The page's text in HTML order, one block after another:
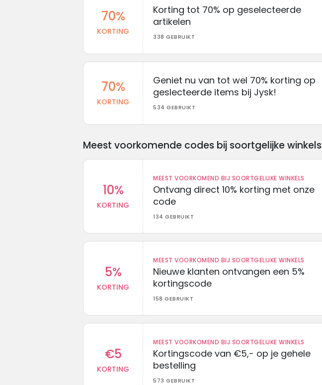
70%
KORTING
Korting tot 70% op geselecteerde
artikelen
338 GEBRUIKT
70%
KORTING
Geniet nu van tot wel 70% korting op
geslecteerde items bij Jysk!
534 GEBRUIKT
Meest voorkomende codes bij soortgelijke winkels
10%
KORTING
MEEST VOORKOMEND BIJ SOORTGELIJKE WINKELS
Ontvang direct 10% korting met onze
code
134 GEBRUIKT
5%
KORTING
MEEST VOORKOMEND BIJ SOORTGELIJKE WINKELS
Nieuwe klanten ontvangen een 5%
kortingscode
158 GEBRUIKT
€5
KORTING
MEEST VOORKOMEND BIJ SOORTGELIJKE WINKELS
Kortingscode van €5,- op je gehele
bestelling
573 GEBRUIKT